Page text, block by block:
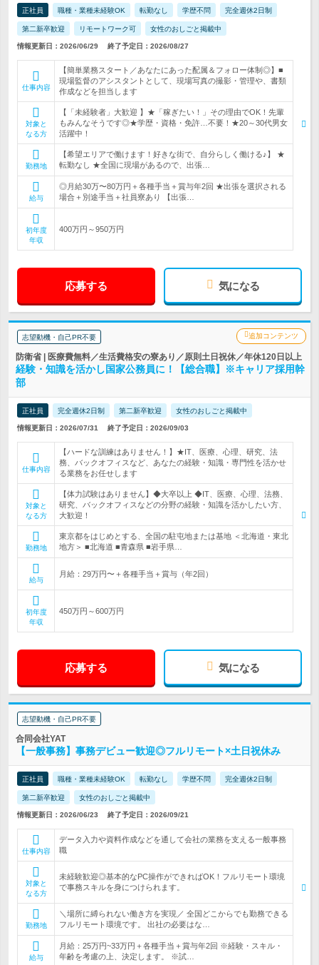
正社員 職種・業種未経験OK 転勤なし 学歴不問 完全週休2日制
第二新卒歓迎 リモートワーク可 女性のおしごと掲載中
情報更新日：2026/06/29 終了予定日：2026/08/27
仕事内容
【簡単業務スタート／あなたにあった配属＆フォロー体制◎】■
現場監督のアシスタントとして、現場写真の撮影・管理や、書類
作成などを担当します
対象と
なる方
【「未経験者」大歓迎 】★「稼ぎたい！」その理由でOK！先輩
もみんなそうです◎★学歴・資格・免許…不要！★20～30代男女
活躍中！
勤務地
【希望エリアで働けます！好きな街で、自分らしく働ける♪】 ★
転勤なし ★全国に現場があるので、出張…
給与
◎月給30万〜80万円＋各種手当＋賞与年2回 ★出張を選択される
場合＋別途手当＋社員寮あり 【出張…
初年度
年収
400万円～950万円
応募する 気になる
志望動機・自己PR不要 追加コンテンツ
防衛省 | 医療費無料／生活費格安の寮あり／原則土日祝休／年休120日以上
経験・知識を活かし国家公務員に！【総合職】※キャリア採用幹
部
正社員 完全週休2日制 第二新卒歓迎 女性のおしごと掲載中
情報更新日：2026/07/31 終了予定日：2026/09/03
仕事内容
【ハードな訓練はありません！】★IT、医療、心理、研究、法
務、バックオフィスなど、あなたの経験・知識・専門性を活かせ
る業務をお任せします
対象と
なる方
【体力試験はありません】◆大卒以上 ◆IT、医療、心理、法務、
研究、バックオフィスなどの分野の経験・知識を活かしたい方、
大歓迎！
勤務地
東京都をはじめとする、全国の駐屯地または基地 ＜北海道・東北
地方＞ ■北海道 ■青森県 ■岩手県…
給与
月給：29万円〜＋各種手当＋賞与（年2回）
初年度
年収
450万円～600万円
応募する 気になる
志望動機・自己PR不要
合同会社YAT
【一般事務】事務デビュー歓迎◎フルリモート×土日祝休み
正社員 職種・業種未経験OK 転勤なし 学歴不問 完全週休2日制
第二新卒歓迎 女性のおしごと掲載中
情報更新日：2026/06/23 終了予定日：2026/09/21
仕事内容
データ入力や資料作成などを通して会社の業務を支える一般事務
職
対象と
なる方
未経験歓迎◎基本的なPC操作ができればOK！フルリモート環境
で事務スキルを身につけられます。
勤務地
＼場所に縛られない働き方を実現／ 全国どこからでも勤務できる
フルリモート環境です。 出社の必要はな…
給与
月給：25万円~33万円＋各種手当＋賞与年2回 ※経験・スキル・
年齢を考慮の上、決定します。 ※試…